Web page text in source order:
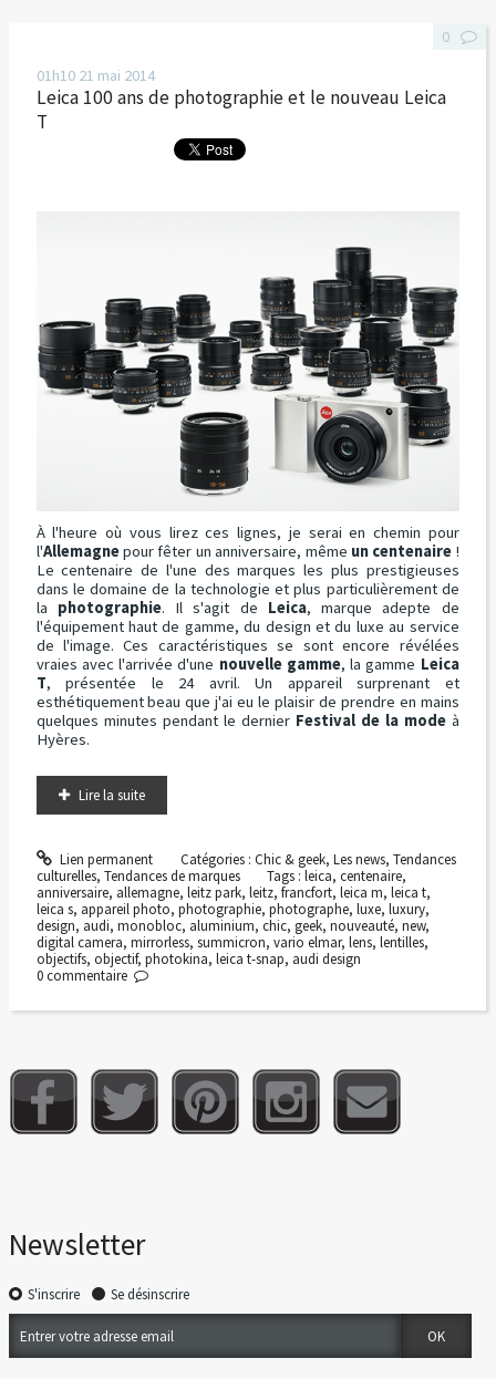
01h10 21 mai 2014
Leica 100 ans de photographie et le nouveau Leica
T
À l'heure où vous lirez ces lignes, je serai en chemin pour
l'Allemagnepour fêter un anniversaire, même un centenaire !
Le centenaire de l'une des marques les plus prestigieuses
dans le domaine de la technologie et plus particulièrement de
la photographie. Il s'agit de Leica, marque adepte de
l'équipement haut de gamme, du design et du luxe au service
de l'image. Ces caractéristiques se sont encore révélées
vraies avec l'arrivée d'une nouvelle gamme, la gamme Leica
T, présentée le 24 avril. Un appareil surprenant et
esthétiquement beau que j'ai eu le plaisir de prendre en mains
quelques minutes pendant le dernier Festival de la modeà
Hyères.
Lire la suite
Lien permanent Catégories : Chic & geek, Les news, Tendances
culturelles, Tendances de marques Tags :leica,centenaire,
anniversaire, allemagne, leitz park, leitz, francfort, leica m, leica t,
leica s, appareil photo, photographie, photographe, luxe, luxury,
design, audi, monobloc, aluminium, chic, geek, nouveauté, new,
digital camera, mirrorless, summicron, vario elmar, lens, lentilles,
objectifs, objectif, photokina, leica t-snap, audi design
0
0 commentaire
Newsletter
S'inscrire Se désinscrire